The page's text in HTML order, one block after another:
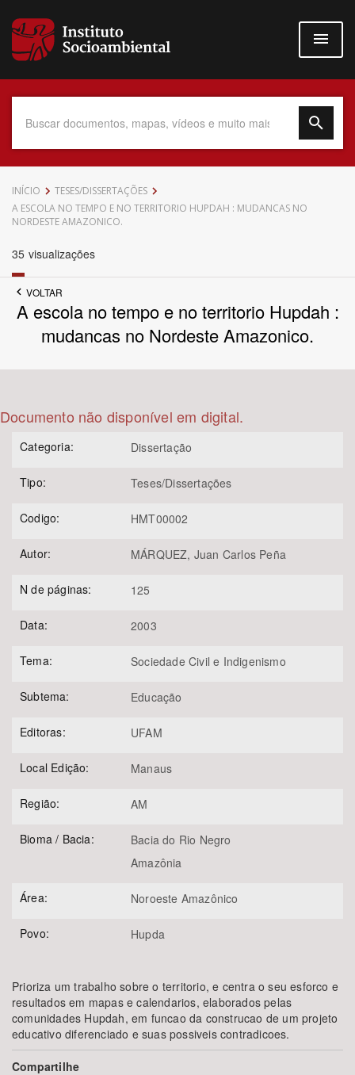
para
conteúdo
Data do Documento
Subtema
Área de Levantamento
Área Protegida
INÍCIO
TESES/DISSERTAÇÕES
A ESCOLA NO TEMPO E NO TERRITORIO HUPDAH : MUDANCAS NO
NORDESTE AMAZONICO.
35 visualizações
VOLTAR
A escola no tempo e no territorio Hupdah :
mudancas no Nordeste Amazonico.
Documento não disponível em digital.
Categoria: Dissertação
Tipo: Teses/Dissertações
Codigo: HMT00002
Autor: MÁRQUEZ, Juan Carlos Peña
N de páginas: 125
Data: 2003
Tema: Sociedade Civil e Indigenismo
Subtema: Educação
Editoras: UFAM
Local Edição: Manaus
Região: AM
Bioma / Bacia:
Bacia do Rio Negro
Amazônia
Área: Noroeste Amazônico
Povo: Hupda
Prioriza um trabalho sobre o territorio, e centra o seu esforco e
resultados em mapas e calendarios, elaborados pelas
comunidades Hupdah, em funcao da construcao de um projeto
educativo diferenciado e suas possiveis contradicoes.
Compartilhe